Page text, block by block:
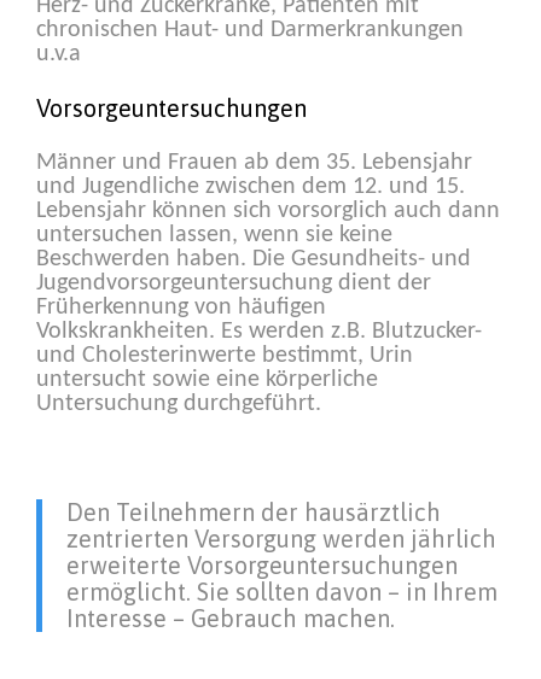
Herz- und Zuckerkranke, Patienten mit
chronischen Haut- und Darmerkrankungen
u.v.a
Vorsorgeuntersuchungen
Männer und Frauen ab dem 35. Lebensjahr
und Jugendliche zwischen dem 12. und 15.
Lebensjahr können sich vorsorglich auch dann
untersuchen lassen, wenn sie keine
Beschwerden haben. Die Gesundheits- und
Jugendvorsorgeuntersuchung dient der
Früherkennung von häufigen
Volkskrankheiten. Es werden z.B. Blutzucker-
und Cholesterinwerte bestimmt, Urin
untersucht sowie eine körperliche
Untersuchung durchgeführt.
Den Teilnehmern der hausärztlich
zentrierten Versorgung werden jährlich
erweiterte Vorsorgeuntersuchungen
ermöglicht. Sie sollten davon – in Ihrem
Interesse – Gebrauch machen.